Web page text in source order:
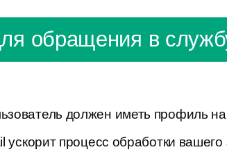
обращения в
должен иметь профиль
ускорит процесс обработки вашего